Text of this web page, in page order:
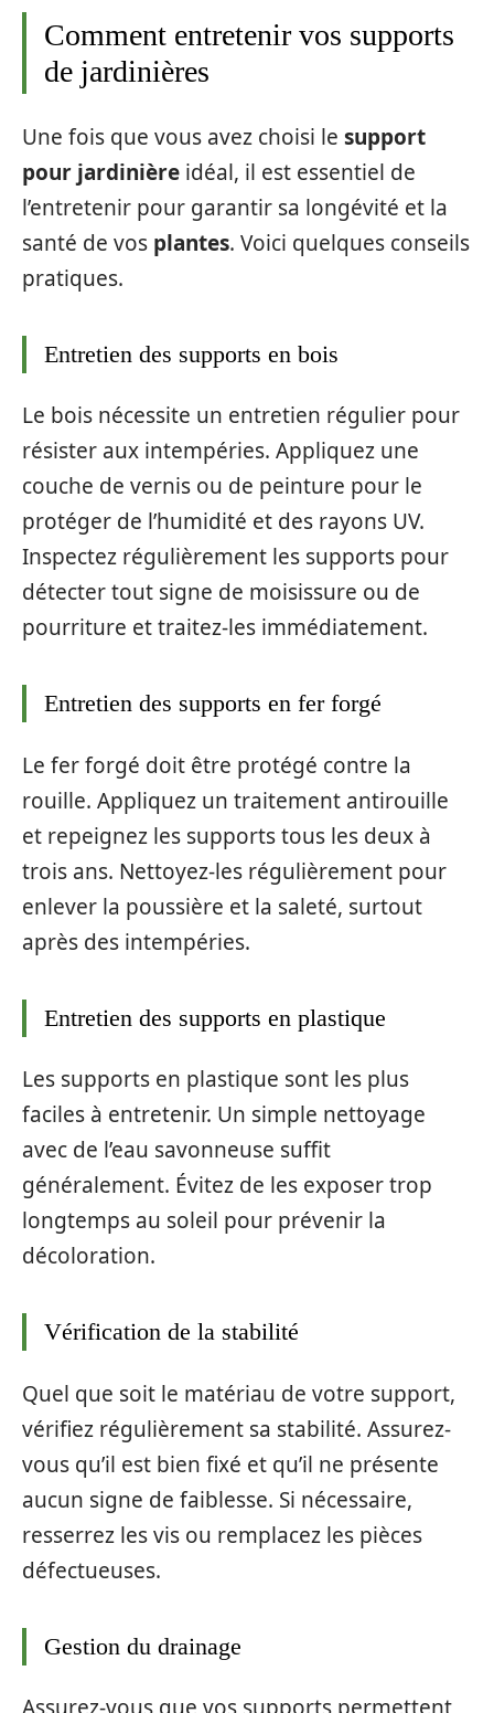
Comment entretenir vos supports
de jardinières
Une fois que vous avez choisi le support
pour jardinière idéal, il est essentiel de
l’entretenir pour garantir sa longévité et la
santé de vos plantes. Voici quelques conseils
pratiques.
Entretien des supports en bois
Le bois nécessite un entretien régulier pour
résister aux intempéries. Appliquez une
couche de vernis ou de peinture pour le
protéger de l’humidité et des rayons UV.
Inspectez régulièrement les supports pour
détecter tout signe de moisissure ou de
pourriture et traitez-les immédiatement.
Entretien des supports en fer forgé
Le fer forgé doit être protégé contre la
rouille. Appliquez un traitement antirouille
et repeignez les supports tous les deux à
trois ans. Nettoyez-les régulièrement pour
enlever la poussière et la saleté, surtout
après des intempéries.
Entretien des supports en plastique
Les supports en plastique sont les plus
faciles à entretenir. Un simple nettoyage
avec de l’eau savonneuse suffit
généralement. Évitez de les exposer trop
longtemps au soleil pour prévenir la
décoloration.
Vérification de la stabilité
Quel que soit le matériau de votre support,
vérifiez régulièrement sa stabilité. Assurez-
vous qu’il est bien fixé et qu’il ne présente
aucun signe de faiblesse. Si nécessaire,
resserrez les vis ou remplacez les pièces
défectueuses.
Gestion du drainage